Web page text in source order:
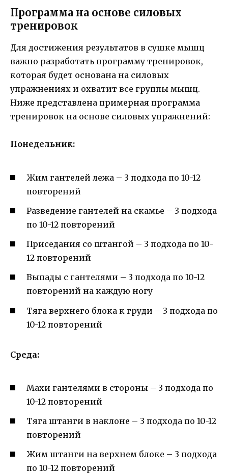
Программа на основе силовых
тренировок
Для достижения результатов в сушке мышц
важно разработать программу тренировок,
которая будет основана на силовых
упражнениях и охватит все группы мышц.
Ниже представлена примерная программа
тренировок на основе силовых упражнений:
Понедельник:
Жим гантелей лежа – 3 подхода по 10-12
повторений
Разведение гантелей на скамье – 3 подхода
по 10-12 повторений
Приседания со штангой – 3 подхода по 10-
12 повторений
Выпады с гантелями – 3 подхода по 10-12
повторений на каждую ногу
Тяга верхнего блока к груди – 3 подхода по
10-12 повторений
Среда:
Махи гантелями в стороны – 3 подхода по
10-12 повторений
Тяга штанги в наклоне – 3 подхода по 10-12
повторений
Жим штанги на верхнем блоке – 3 подхода
по 10-12 повторений